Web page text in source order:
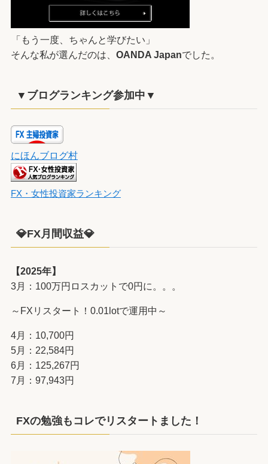
「もう一度、ちゃんと学びたい」
そんな私が選んだのは、 OANDA Japanでした。
▼ブログランキング参加中▼
にほんブログ村
FX・女性投資家ランキング
💎FX月間収益💎
【2025年】
3月：100万円ロスカットで0円に。。。
～FXリスタート！0.01lotで運用中～
4月：10,700円
5月：22,584円
6月：125,267円
7月：97,943円
FXの勉強もコレでリスタートました！